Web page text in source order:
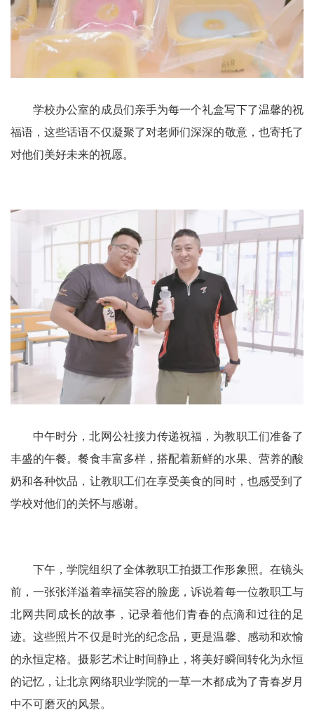
学校办公室的成员们亲手为每一个礼盒写下了温馨的祝
福语，这些话语不仅凝聚了对老师们深深的敬意，也寄托了
对他们美好未来的祝愿。
中午时分，北网公社接力传递祝福，为教职工们准备了
丰盛的午餐。餐食丰富多样，搭配着新鲜的水果、营养的酸
奶和各种饮品，让教职工们在享受美食的同时，也感受到了
学校对他们的关怀与感谢。
下午，学院组织了全体教职工拍摄工作形象照。在镜头
前，一张张洋溢着幸福笑容的脸庞，诉说着每一位教职工与
北网共同成长的故事，记录着他们青春的点滴和过往的足
迹。这些照片不仅是时光的纪念品，更是温馨、感动和欢愉
的永恒定格。摄影艺术让时间静止，将美好瞬间转化为永恒
的记忆，让北京网络职业学院的一草一木都成为了青春岁月
中不可磨灭的风景。